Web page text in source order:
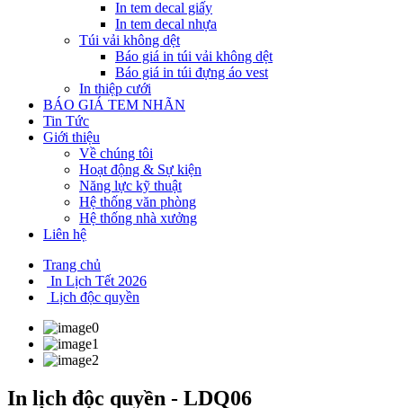
In tem decal giấy
In tem decal nhựa
Túi vải không dệt
Báo giá in túi vải không dệt
Báo giá in túi đựng áo vest
In thiệp cưới
BÁO GIÁ TEM NHÃN
Tin Tức
Giới thiệu
Về chúng tôi
Hoạt động & Sự kiện
Năng lực kỹ thuật
Hệ thống văn phòng
Hệ thống nhà xưởng
Liên hệ
Trang chủ
In Lịch Tết 2026
Lịch độc quyền
In lịch độc quyền - LDQ06